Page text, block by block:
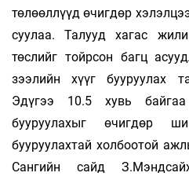
төлөөллүүд өчигдөр
суулаа. Талууд хагас
төслийг тойрсон багц
зээлийн хүүг бууруулах
Эдүгээ 10.5 хувь
бууруулахыг өчигдөр
бууруулахтай холбоотой
Сангийн сайд